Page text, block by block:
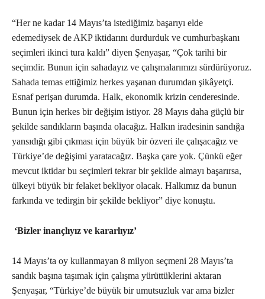
“Her ne kadar 14 Mayıs’ta istediğimiz başarıyı elde
edemediysek de AKP iktidarını durdurduk ve cumhurbaşkanı
seçimleri ikinci tura kaldı” diyen Şenyaşar, “Çok tarihi bir
seçimdir. Bunun için sahadayız ve çalışmalarımızı sürdürüyoruz.
Sahada temas ettiğimiz herkes yaşanan durumdan şikâyetçi.
Esnaf perişan durumda. Halk, ekonomik krizin cenderesinde.
Bunun için herkes bir değişim istiyor. 28 Mayıs daha güçlü bir
şekilde sandıkların başında olacağız. Halkın iradesinin sandığa
yansıdığı gibi çıkması için büyük bir özveri ile çalışacağız ve
Türkiye’de değişimi yaratacağız. Başka çare yok. Çünkü eğer
mevcut iktidar bu seçimleri tekrar bir şekilde almayı başarırsa,
ülkeyi büyük bir felaket bekliyor olacak. Halkımız da bunun
farkında ve tedirgin bir şekilde bekliyor” diye konuştu.
‘Bizler inançlıyız ve kararlıyız’
14 Mayıs’ta oy kullanmayan 8 milyon seçmeni 28 Mayıs’ta
sandık başına taşımak için çalışma yürüttüklerini aktaran
Şenyaşar, “Türkiye’de büyük bir umutsuzluk var ama bizler